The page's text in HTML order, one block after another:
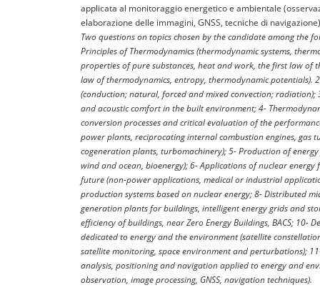
applicata al monitoraggio energetico e ambientale
elaborazione delle immagini, GNSS, tecniche di
Two questions on topics chosen by the candidate among the
Principles of Thermodynamics (thermodynamic systems,
properties of pure substances, heat and work, the first law of
law of thermodynamics, entropy, thermodynamic potentials).
(conduction; natural, forced and mixed convection; radiation);
and acoustic comfort in the built environment; 4-
conversion processes and critical evaluation of the
power plants, reciprocating internal combustion engines, gas
cogeneration plants, turbomachinery); 5- Production of
wind and ocean, bioenergy); 6- Applications of nuclear energy
future (non-power applications, medical or industrial
production systems based on nuclear energy; 8- Distributed
generation plants for buildings, intelligent energy grids and
efficiency of buildings, near Zero Energy Buildings, BACS; 10-
dedicated to energy and the environment (satellite
satellite monitoring, space environment and perturbations);
analysis, positioning and navigation applied to energy and
observation, image processing, GNSS, navigation techniques).